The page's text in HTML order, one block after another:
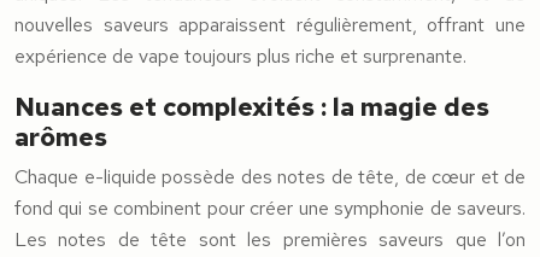
nouvelles saveurs apparaissent régulièrement, offrant une
expérience de vape toujours plus riche et surprenante.
Nuances et complexités : la magie des
arômes
Chaque e-liquide possède des notes de tête, de cœur et de
fond qui se combinent pour créer une symphonie de saveurs.
Les notes de tête sont les premières saveurs que l’on